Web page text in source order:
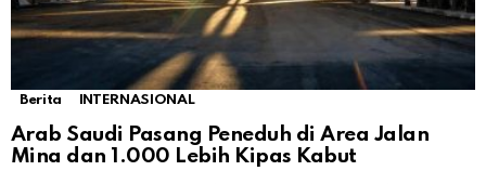
Berita INTERNASIONAL
Arab Saudi Pasang Peneduh di Area Jalan
Mina dan 1.000 Lebih Kipas Kabut